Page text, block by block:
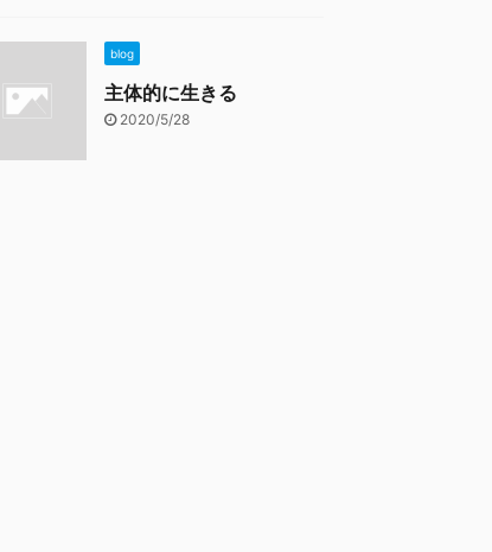
blog
主体的に生きる
2020/5/28